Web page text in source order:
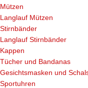
Mützen
Langlauf Mützen
Stirnbänder
Langlauf Stirnbänder
Kappen
Tücher und Bandanas
Gesichtsmasken und
Sportuhren